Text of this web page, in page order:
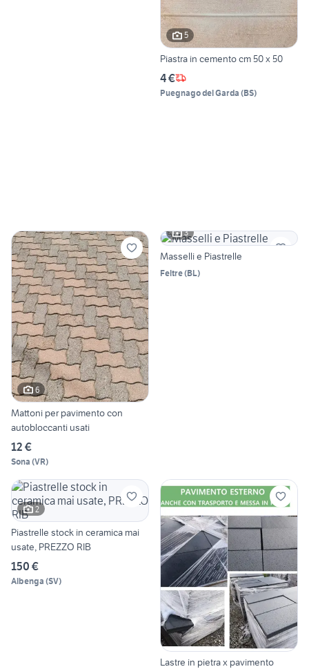
5
Piastra in cemento cm 50 x 50
4 €
Puegnago del Garda (BS)
6
Mattoni per pavimento con
autobloccanti usati
12 €
Sona (VR)
3
Masselli e Piastrelle
Feltre(BL)
2
Piastrelle stock in ceramica mai
usate, PREZZO RIB
150 €
Albenga (SV)
Lastre in pietra x pavimento